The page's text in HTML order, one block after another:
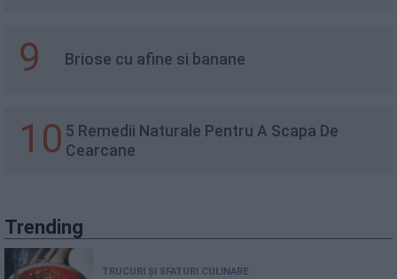
9 Briose cu afine si banane
10 5 Remedii Naturale Pentru A Scapa De
Cearcane
Trending
TRUCURI ȘI SFATURI CULINARE